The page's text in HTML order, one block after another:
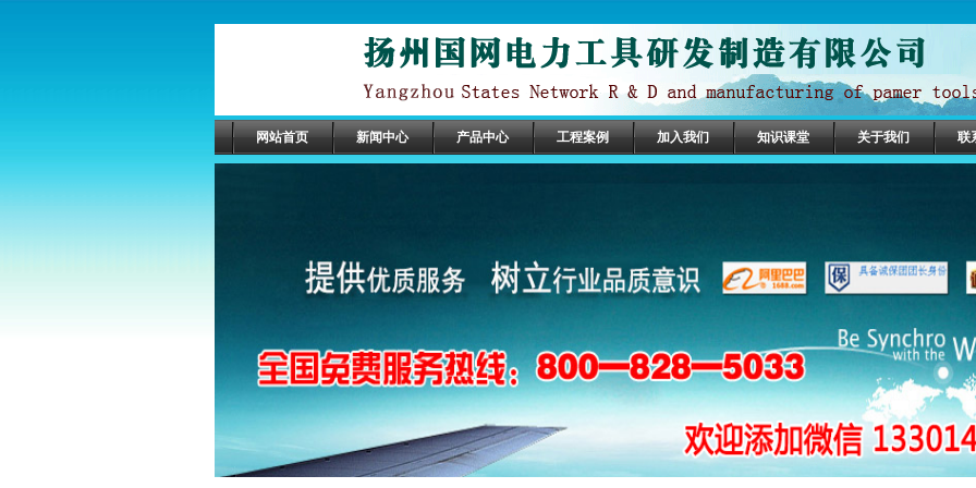
网站首页 新闻中心 产品中心 工程案例 加入我们 知识课堂 关于我们 联